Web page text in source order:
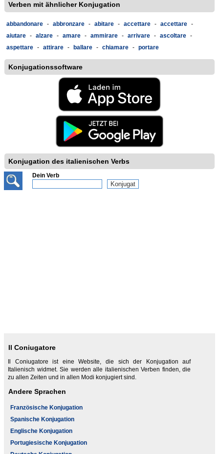
Verben mit ähnlicher Konjugation
abbandonare - abbronzare - abitare - accettare - accettare -
aiutare - alzare - amare - ammirare - arrivare - ascoltare -
aspettare - attirare - ballare - chiamare - portare
Konjugationssoftware
Konjugation des italienischen Verbs
Dein Verb
Il Coniugatore
Il Coniugatore ist eine Website, die sich der Konjugation auf
Italienisch widmet. Sie werden alle italienischen Verben finden, die
zu allen Zeiten und in allen Modi konjugiert sind.
Andere Sprachen
Französische Konjugation
Spanische Konjugation
Englische Konjugation
Portugiesische Konjugation